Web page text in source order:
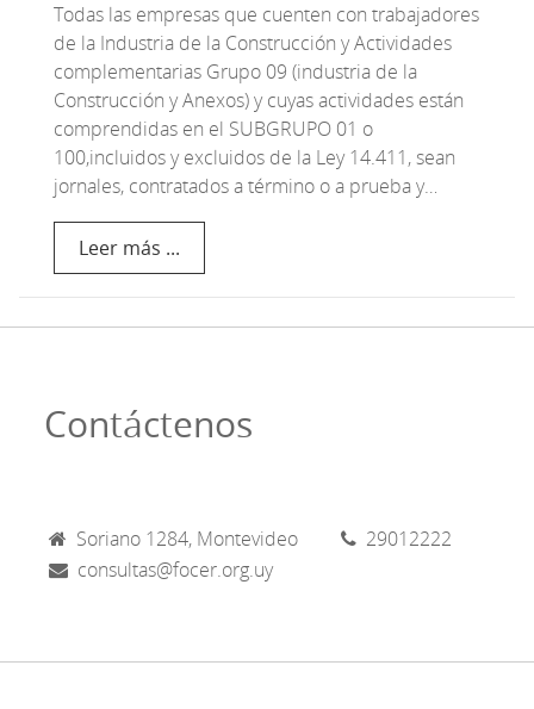
Todas las empresas que cuenten con trabajadores
de la Industria de la Construcción y Actividades
complementarias Grupo 09 (industria de la
Construcción y Anexos) y cuyas actividades están
comprendidas en el SUBGRUPO 01 o
100,incluidos y excluidos de la Ley 14.411, sean
jornales, contratados a término o a prueba y…
Leer más ...
Contáctenos
Soriano 1284, Montevideo
29012222
consultas@focer.org.uy